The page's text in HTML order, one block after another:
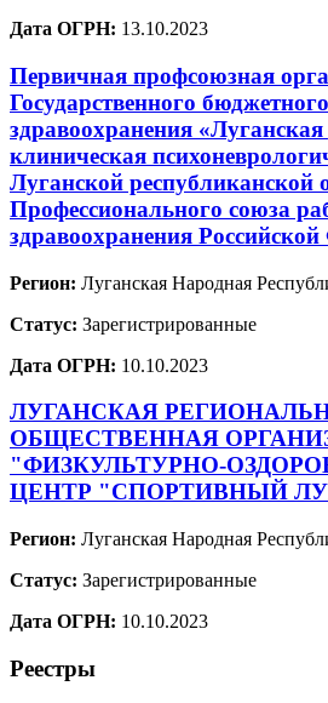
Дата ОГРН: 13.10.2023
Первичная профсоюзная
Государственного
здравоохранения
клиническая
Луганской республиканской
Профессионального союза
здравоохранения
Регион: Луганская Народная
Статус: Зарегистрированные
Дата ОГРН: 10.10.2023
ЛУГАНСКАЯ
ОБЩЕСТВЕННАЯ
"ФИЗКУЛЬТУРНО-
ЦЕНТР "СПОРТИВНЫЙ
Регион: Луганская Народная
Статус: Зарегистрированные
Дата ОГРН: 10.10.2023
Реестры